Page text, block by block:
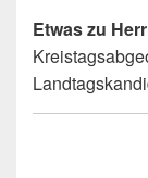
Etwas zu